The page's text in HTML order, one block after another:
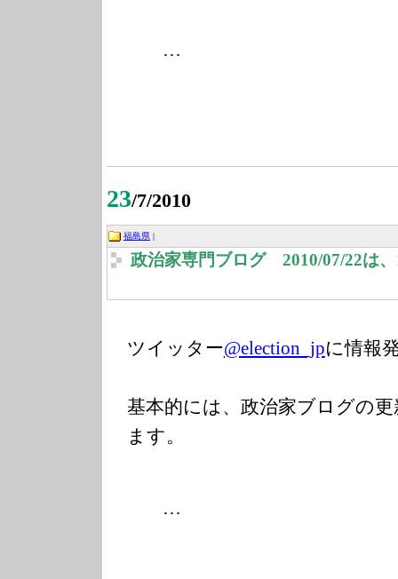
…
23/7/2010
福島県 |
政治家専門ブログ 2010/07/22は
ツイッター@election_jpに情報
基本的には、政治家ブログの
ます。
…